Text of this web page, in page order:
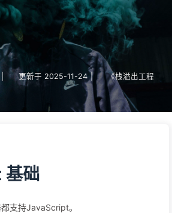
更新于 2025-11-24 |
《栈溢出工程
础
支持JavaScript。